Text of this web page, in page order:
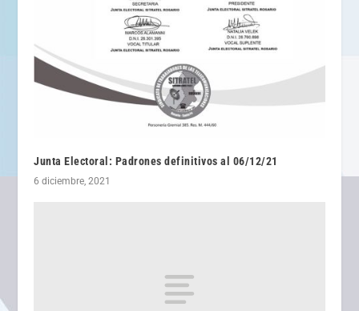
Junta Electoral: Padrones definitivos al 06/12/21
6 diciembre, 2021